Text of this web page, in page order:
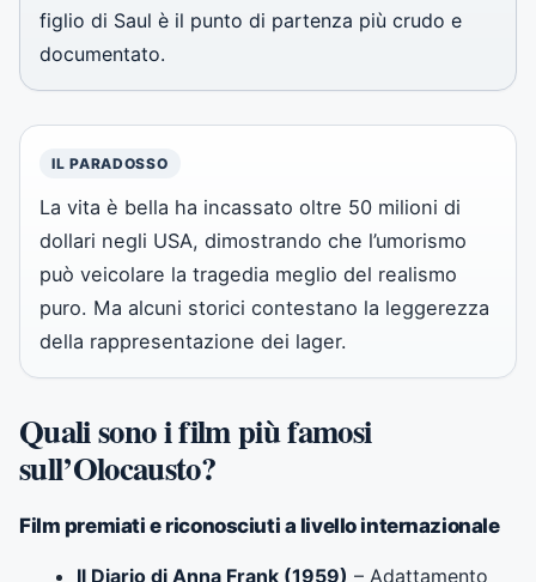
figlio di Saul è il punto di partenza più crudo e
documentato.
IL PARADOSSO
La vita è bella ha incassato oltre 50 milioni di
dollari negli USA, dimostrando che l’umorismo
può veicolare la tragedia meglio del realismo
puro. Ma alcuni storici contestano la leggerezza
della rappresentazione dei lager.
Quali sono i film più famosi
sull’Olocausto?
Film premiati e riconosciuti a livello internazionale
Il Diario di Anna Frank (1959) – Adattamento